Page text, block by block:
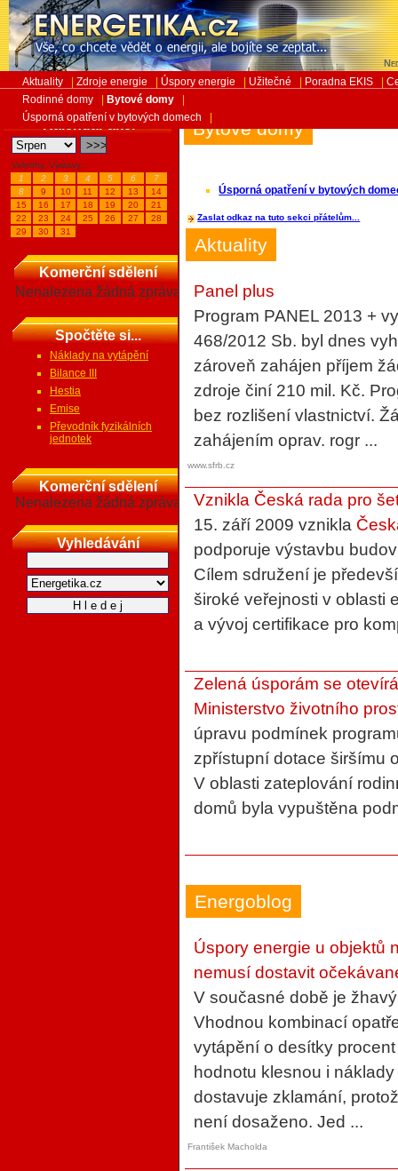
Aktuality Zdroje energie Úspory energie Užitečné Poradna EKIS
Rodinné domy
Bytové domy
Úsporná opatření v bytových domech
Kalendář akcí
Veletrhy, Výstavy...
1
2 3 4 5 6
7
8
9 10 11 12 13
14
15
16 17 18 19 20
21
22
23 24 25 26 27
28
29
30 31
Komerční sdělení
Nenalezena žádná zpráva
Spočtěte si...
Náklady na vytápění
Bilance III
Hestia
Emise
Převodník fyzikálních
jednotek
Komerční sdělení
Nenalezena žádná zpráva
Vyhledávání
Bytové domy
Úsporná opatření v bytových
Zaslat odkaz na tuto sekci přátelům...
Aktuality
Panel plus
Program PANEL 2013 +
468/2012 Sb. byl dnes
zároveň zahájen příjem
zdroje činí 210 mil. Kč.
bez rozlišení vlastnictví.
zahájením oprav. rogr ...
www.sfrb.cz
Vznikla Česká rada pro
15. září 2009 vznikla
podporuje výstavbu
Cílem sdružení je
široké veřejnosti v oblasti
a vývoj certifikace pro
Zelená úsporám se
Ministerstvo životního
úpravu podmínek
zpřístupní dotace širšímu
V oblasti zateplování
domů byla vypuštěna
Energoblog
Úspory energie u objektů
nemusí dostavit
V současné době je
Vhodnou kombinací
vytápění o desítky
hodnotu klesnou i
dostavuje zklamání,
není dosaženo. Jed ...
František Macholda